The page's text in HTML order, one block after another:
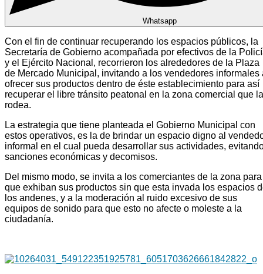
Whatsapp
Con el fin de continuar recuperando los espacios públicos, la
Secretaría de Gobierno acompañada por efectivos de la
y el Ejército Nacional, recorrieron los alrededores de la Plaza
de Mercado Municipal, invitando a los vendedores informales
ofrecer sus productos dentro de éste establecimiento para así
recuperar el libre tránsito peatonal en la zona comercial que la
rodea.
La estrategia que tiene planteada el Gobierno Municipal con
estos operativos, es la de brindar un espacio digno al
informal en el cual pueda desarrollar sus actividades,
sanciones económicas y decomisos.
Del mismo modo, se invita a los comerciantes de la zona para
que exhiban sus productos sin que esta invada los espacios
los andenes, y a la moderación al ruido excesivo de sus
equipos de sonido para que esto no afecte o moleste a la
ciudadanía.